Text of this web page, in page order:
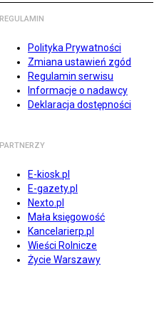
REGULAMIN
Polityka Prywatności
Zmiana ustawień zgód
Regulamin serwisu
Informacje o nadawcy
Deklaracja dostępności
PARTNERZY
E-kiosk.pl
E-gazety.pl
Nexto.pl
Mała księgowość
Kancelarierp.pl
Wieści Rolnicze
Życie Warszawy